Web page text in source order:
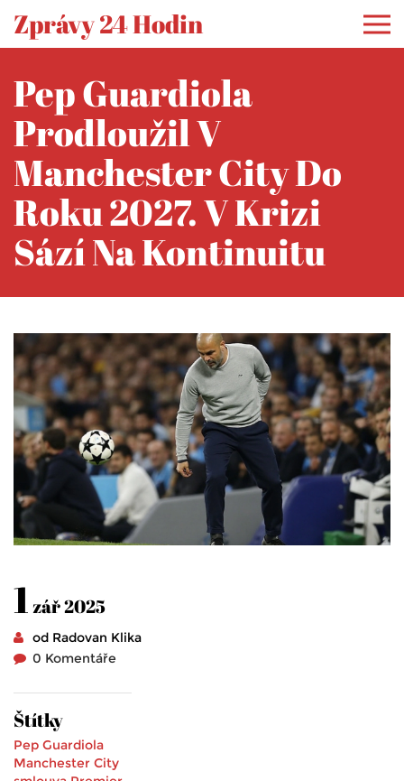
Zprávy 24 Hodin
Pep Guardiola
Prodloužil V
Manchester City Do
Roku 2027. V Krizi
Sází Na Kontinuitu
1zář 2025
od Radovan Klika
0 Komentáře
Štítky
Pep Guardiola
Manchester City